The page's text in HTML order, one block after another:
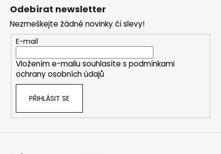
í
p
r
v
k
s
Odebírat newsletter
Nezmeškejte žádné novinky či slevy!
E-mail
Vložením e-mailu souhlasíte s podmínkami
ochrany osobních údajů
PŘIHLÁSIT SE